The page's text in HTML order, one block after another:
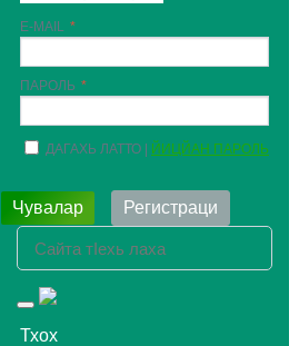
E-MAIL
ПАРОЛЬ
ДАГАХЬ ЛАТТО ЙИЦЙАН ПАРОЛЬ
Чувалар Регистраци
Toggle
navigation
Тхох